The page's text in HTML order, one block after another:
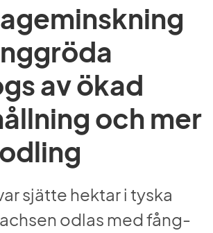
av ökad
och mer
sjätte hektar i tyska
odlas med fång-